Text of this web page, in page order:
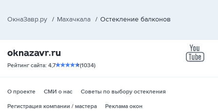
ОкнаЗавр.ру / Махачкала / Остекление балконов
Рейтинг сайта: 4,7 (1034)
О проекте СМИ о нас
Советы по выбору остекления
Регистрация компании / мастера
Реклама окон